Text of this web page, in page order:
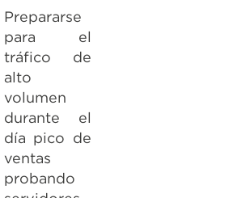
Prepararse
para el
tráfico de
alto
volumen
durante el
día pico de
ventas
probando